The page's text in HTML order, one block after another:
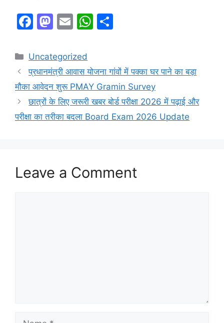
F
c
e
b
o
o
M
st
o
d
o
n
E
ai
l
W
s
A
p
p
e
Categories
Uncategorized
प्रधानमंत्री आवास योजना गांवों में पक्का घर पाने का बड़ा
मौका आवेदन शुरू PMAY Gramin Survey
छात्रों के लिए जरूरी खबर बोर्ड परीक्षा 2026 में पढ़ाई और
परीक्षा का तरीका बदला Board Exam 2026 Update
Leave a Comment